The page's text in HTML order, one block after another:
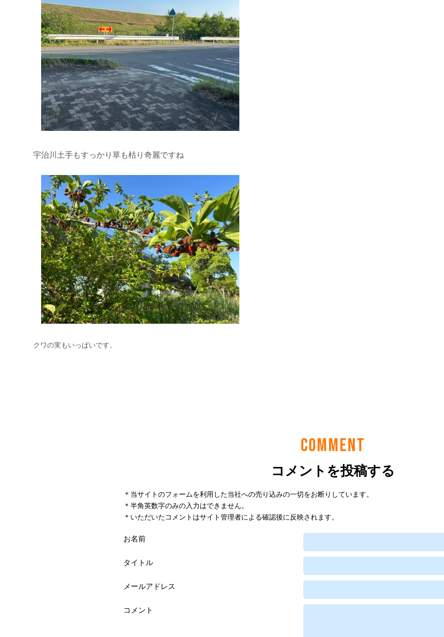
COMMENT
コメントを投稿する
＊当サイトのフォームを利用した当社への売り込みの一切をお断りしています。
＊半角英数字のみの入力はできません。
＊いただいたコメントはサイト管理者による確認後に反映されます。
お名前
タイトル
メールアドレス
コメント